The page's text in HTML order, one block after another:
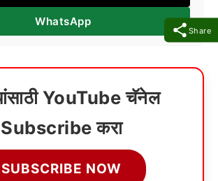
Share
WhatsApp
YouTube चॅनेल
Subscribe करा
SUBSCRIBE NOW